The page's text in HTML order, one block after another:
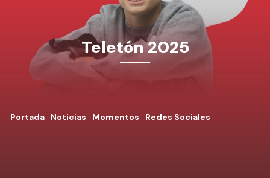
Teletón 2025
Portada Noticias Momentos Redes Sociales